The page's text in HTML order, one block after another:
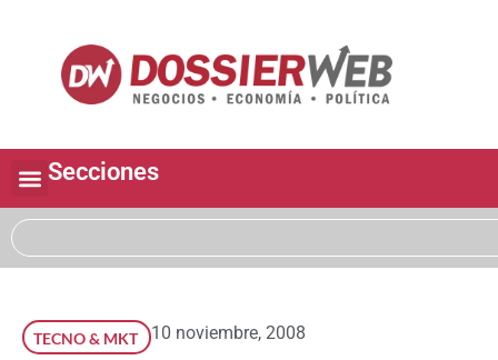
Secciones
TECNO & MKT 10 noviembre, 2008